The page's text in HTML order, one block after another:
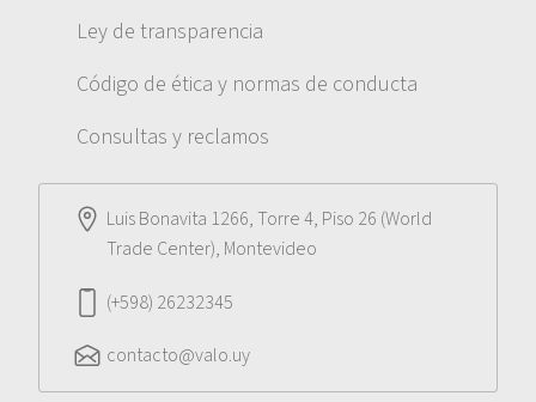
Ley de transparencia
Código de ética y normas de conducta
Consultas y reclamos
Luis Bonavita 1266, Torre 4, Piso 26 (World
Trade Center), Montevideo
(+598) 26232345
contacto@valo.uy